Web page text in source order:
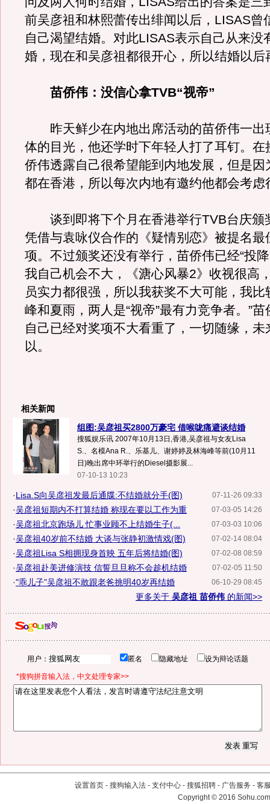
前吴彦祖和林熙蕾传出绯闻以后，LISAS曾
自己渴望结婚。对此LISAS表示自己从来没
婚，现在和吴彦祖都很开心，所以结婚以后
苗侨伟：没信心拿TVB“视帝”
昨天鲜少在内地出席活动的苗侨伟一出
体的目光，他还学时下年轻人打了耳钉。在
侨伟透露自己很希望能到内地发展，但是因
都在香港，所以每次内地有邀约他都会考虑
谈到即将下个月在香港举行TVB台庆颁
凭借与袁咏仪合作的《疑情别恋》被提名最
项。不过颁奖还没有举行，苗侨伟已经“投降
我自己机会不大，《溏心风暴2》收视很高
员实力都很强，所以我获奖不大可能，我比
峰和夏雨，两人是“视帝”最有力竞争者。”
自己已经对奖项不大看重了，一切随缘，未
以。
相关新闻
组图:吴彦祖买2800万豪宅 借喉咙痛避谈结婚
搜狐娱乐讯 2007年10月13日,香港,吴彦祖与女友Lisa
S.、名模Ana R.、乐基儿、谢婷婷及林海峰等前(10月11
日)晚出席中环举行的Diesel摄影展...
07-10-13 10:23
07-11-26 09:33
·Lisa.S向吴彦祖发最后通牒:不结婚就分手(图)
07-03-05 14:26
·吴彦祖短期内不打算结婚 称现在要以工作为重
07-03-03 10:06
·吴彦祖北京跑场儿 忙事业顾不上结婚生子(...
07-02-14 08:04
·吴彦祖40岁前不结婚 大谈与张静初激情戏(图)
07-02-08 08:59
·吴彦祖Lisa S相拥现身首映 五年后将结婚(图)
07-02-05 11:50
·吴彦祖赴美进修演技 信誓旦旦称不会趁机结婚
06-10-29 08:45
·"乖儿子"吴彦祖不敢跟老爸挑明40岁再结婚
更多关于 吴彦祖 苗侨伟 的新闻>>
用户： 匿名 隐藏地址 设为辩论话题
*搜狗拼音输入法，中文处理专家>>
设置首页 - 搜狗输入法 - 支付中心 - 搜狐招聘 - 广告服务 - 客
Copyright©2016